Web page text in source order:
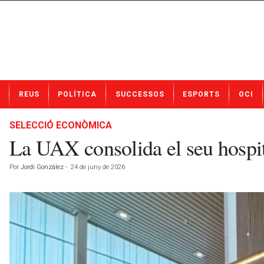
t
REUS POLÍTICA SUCCESSOS ESPORTS OCI
SELECCIÓ ECONÒMICA
La UAX consolida el seu
Por Jordi González - 24 de juny de 2026